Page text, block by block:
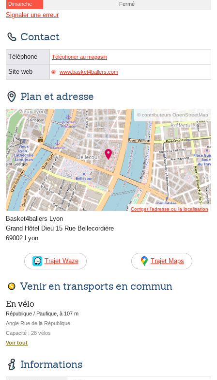
Dimanche
Fermé
Signaler une erreur
Contact
Téléphone Téléphoner au magasin
Site web www.basket4ballers.com
Plan et adresse
© contributeurs OpenStreetMap
Corriger l’adresse ou la localisation
Basket4ballers Lyon
Grand Hôtel Dieu 15 Rue Bellecordière
69002 Lyon
Trajet Waze Trajet Maps
Venir en transports en commun
En vélo
République / Paufique, à 107 m
Angle Rue de la République
Capacité : 28 vélos
Voir tout
Informations